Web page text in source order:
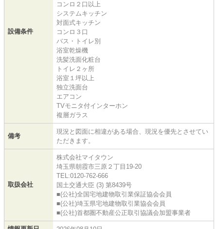
設備条件
コンロ２口以上
システムキッチン
対面式キッチン
コンロ３口
バス・トイレ別
浴室乾燥機
洗髪洗面化粧台
トイレ２ヶ所
浴室１坪以上
独立洗面台
エアコン
TVモニタ付インターホン
複層ガラス
備考
現況と図面に相違がある場合、現況を優先とさせてい
ただきます。
取扱会社
株式会社マイタウン
埼玉県朝霞市三原２丁目19-20
TEL:0120-762-666
国土交通大臣 (3) 第8439号
■(公社)全国宅地建物取引業保証協会会員
■(公社)埼玉県宅地建物取引業協会会員
■(公社)首都圏不動産公正取引協議会加盟事業者